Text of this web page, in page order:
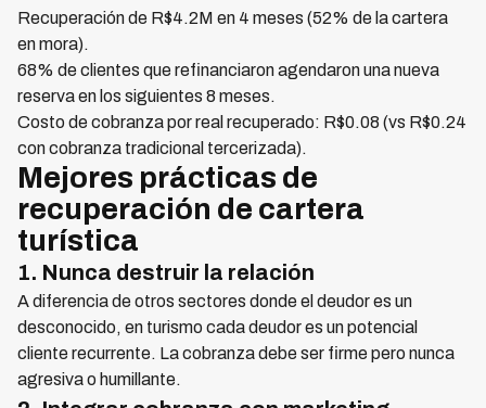
Recuperación de R$4.2M en 4 meses (52% de la cartera
en mora).
68% de clientes que refinanciaron agendaron una nueva
reserva en los siguientes 8 meses.
Costo de cobranza por real recuperado: R$0.08 (vs R$0.24
con cobranza tradicional tercerizada).
Mejores prácticas de
recuperación de cartera
turística
1. Nunca destruir la relación
A diferencia de otros sectores donde el deudor es un
desconocido, en turismo cada deudor es un potencial
cliente recurrente. La cobranza debe ser firme pero nunca
agresiva o humillante.